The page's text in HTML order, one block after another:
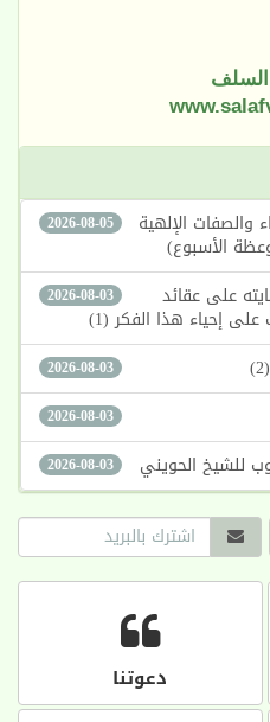
2026-08-05 والصفات الإلهية
2026-08-03 على عقائد
2026-08-03
2026-08-03
2026-08-03 للشيخ الحويني
دعوتنا